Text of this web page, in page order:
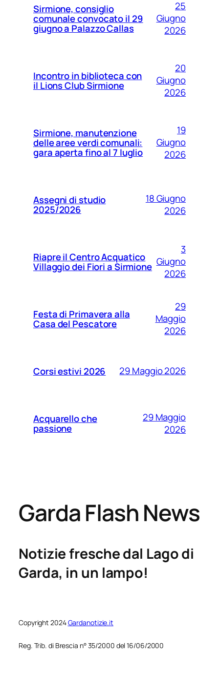
Sirmione, consiglio
comunale convocato il 29
giugno a Palazzo Callas
25
Giugno
2026
Incontro in biblioteca con
il Lions Club Sirmione
20
Giugno
2026
Sirmione, manutenzione
delle aree verdi comunali:
gara aperta fino al 7 luglio
19
Giugno
2026
Assegni di studio
2025/2026
18 Giugno
2026
Riapre il Centro Acquatico
Villaggio dei Fiori a Sirmione
3
Giugno
2026
Festa di Primavera alla
Casa del Pescatore
29
Maggio
2026
Corsi estivi 2026 29 Maggio 2026
Acquarello che
passione
29 Maggio
2026
Garda Flash News
Notizie fresche dal Lago di
Garda, in un lampo!
Copyright 2024Gardanotizie.it
Reg. Trib. di Brescia n° 35/2000 del 16/06/2000